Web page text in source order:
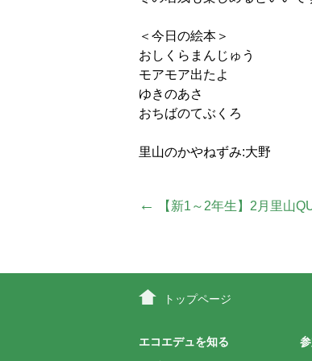
＜今日の絵本＞
おしくらまんじゅう
モアモア出たよ
ゆきのあさ
おちばのてぶくろ
里山のかやねずみ:大野
投
ナ
← 【新1～2年生】2月里山
トップページ
エコエデュを知る